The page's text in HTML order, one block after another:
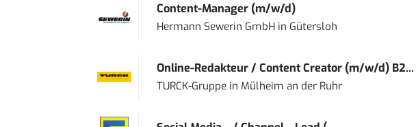
Content-Manager (m/w/d)
Hermann Sewerin GmbHin Gütersloh
Online-Redakteur / Content Creator (m/w/d) B2...
TURCK-Gruppein Mülheim an der Ruhr